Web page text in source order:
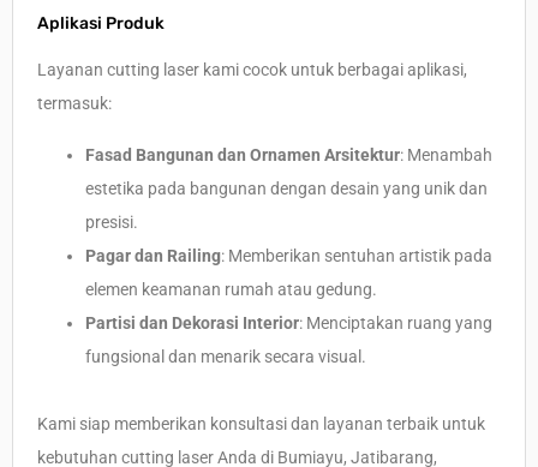
Aplikasi Produk
Layanan cutting laser kami cocok untuk berbagai aplikasi,
termasuk:
Fasad Bangunan dan Ornamen Arsitektur: Menambah
estetika pada bangunan dengan desain yang unik dan
presisi.
Pagar dan Railing: Memberikan sentuhan artistik pada
elemen keamanan rumah atau gedung.
Partisi dan Dekorasi Interior: Menciptakan ruang yang
fungsional dan menarik secara visual.
Kami siap memberikan konsultasi dan layanan terbaik untuk
kebutuhan cutting laser Anda di Bumiayu, Jatibarang,